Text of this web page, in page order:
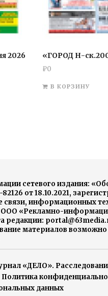
2026 «ГОРОД Н-
₽0
В КОРЗИНУ
сетевого издания:
от 18.10.2021,
информационных
ООО «Рекламно-
редакции:
материалов возможно
«ДЕЛО».
Политика
данных